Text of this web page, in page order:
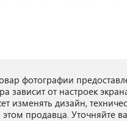
фотографии
зависит от настроек
изменять дизайн,
продавца. Уточняйте